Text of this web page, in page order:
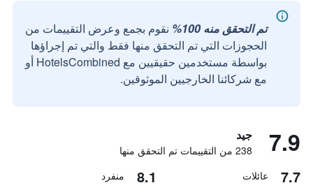
تم التحقق منه 100%
نقوم بجمع وعرض التقييمات من
الحجوزات التي تم التحقق منها فقط والتي تم إجراؤها
بواسطة مستخدمين حقيقيين مع HotelsCombined أو
مع شركائنا الخارجيين الموثوقين.
7.9 جيد
238 من التقييمات تم التحقق منها
7.7 عائلات 8.1 منفرد